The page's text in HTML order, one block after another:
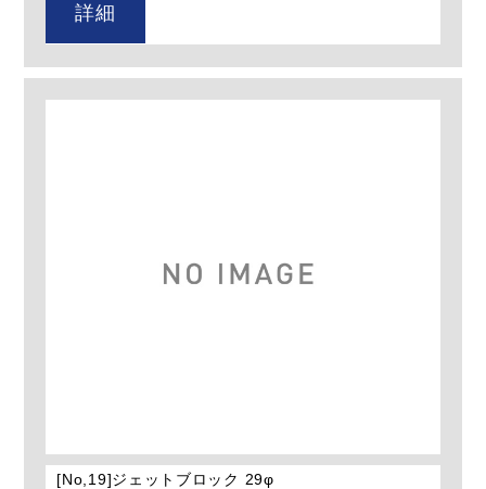
詳細
[No,19]ジェットブロック 29φ